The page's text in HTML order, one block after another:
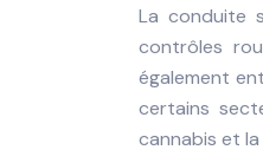
La conduite
contrôles
également
certains
cannabis et